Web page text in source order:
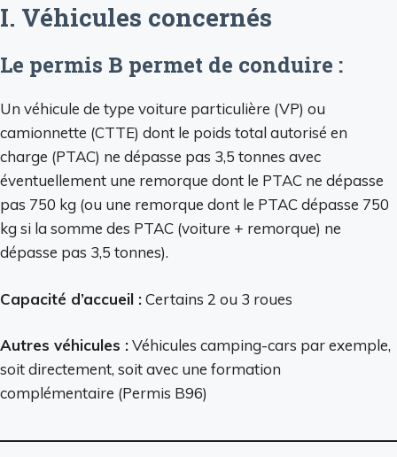
I. Véhicules concernés
Le permis B permet de conduire :
Un véhicule de type voiture particulière (VP) ou
camionnette (CTTE) dont le poids total autorisé en
charge (PTAC) ne dépasse pas 3,5 tonnes avec
éventuellement une remorque dont le PTAC ne dépasse
pas 750 kg (ou une remorque dont le PTAC dépasse 750
kg si la somme des PTAC (voiture + remorque) ne
dépasse pas 3,5 tonnes).
Capacité d’accueil :Certains 2 ou 3 roues
Autres véhicules :Véhicules camping-cars par exemple,
soit directement, soit avec une formation
complémentaire (Permis B96)